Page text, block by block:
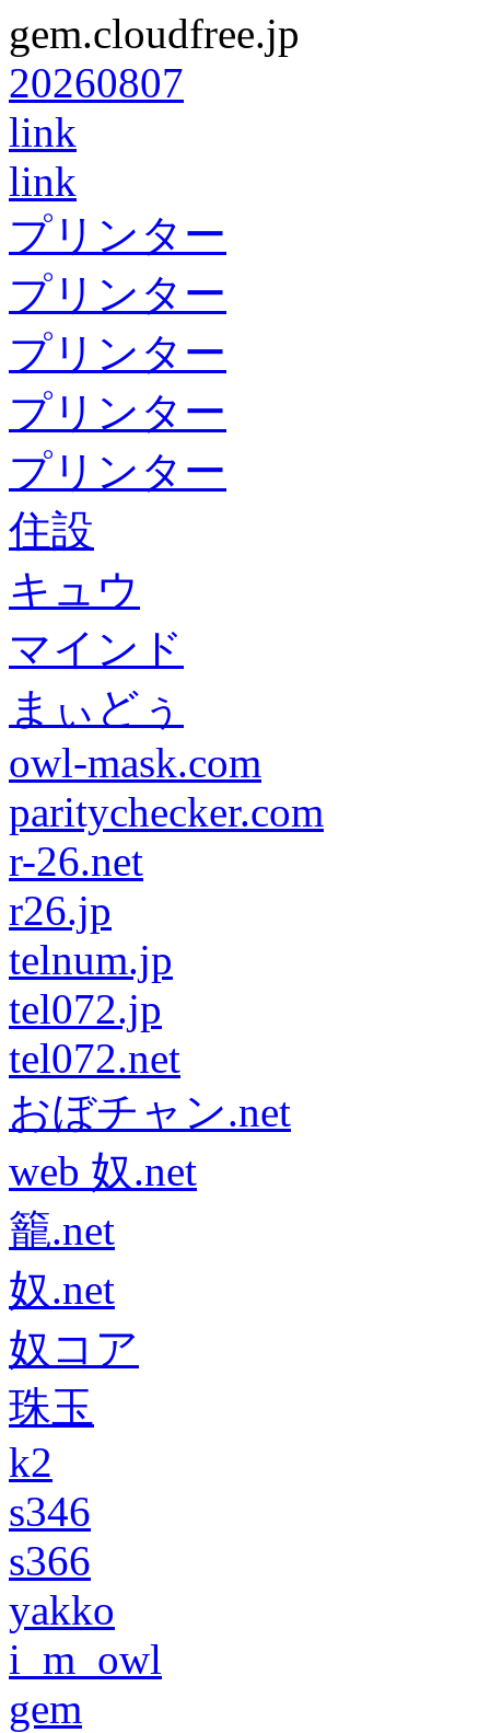
gem.cloudfree.jp
20260807
link
link
プリンター
プリンター
プリンター
プリンター
プリンター
住設
キュウ
マインド
まぃどぅ
owl-mask.com
paritychecker.com
r-26.net
r26.jp
telnum.jp
tel072.jp
tel072.net
おぼチャン.net
web 奴.net
籠.net
奴.net
奴コア
珠玉
k2
s346
s366
yakko
i_m_owl
gem